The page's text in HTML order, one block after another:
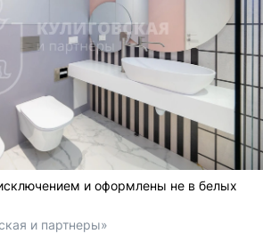
и оформлены не в белых
и партнеры»